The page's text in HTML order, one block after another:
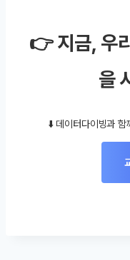
👉 지금, 우
을
⬇️ 데이터다이빙과